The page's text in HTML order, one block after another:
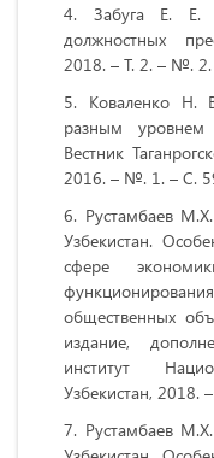
Забуга Е. Е.
должностных
2018. – Т. 2. – №.
Коваленко Н.
разным уровнем
Вестник
2016. – №. 1. – С.
Рустамбаев
Узбекистан.
сфере
общественных
издание,
институт
Узбекистан, 2018.
Рустамбаев